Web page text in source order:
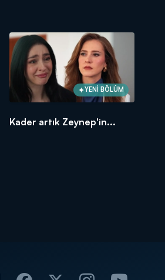
YENİ BÖLÜM
Kader artık Zeynep'in...